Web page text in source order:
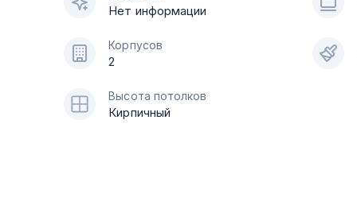
Нет информации
Корпусов
2
Высота потолков
Кирпичный